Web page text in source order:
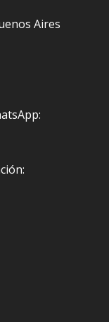
Aires